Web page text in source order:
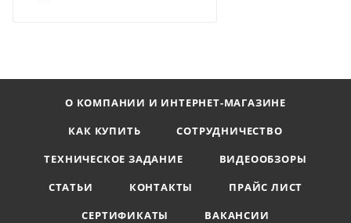
О КОМПАНИИ И ИНТЕРНЕТ-МАГАЗИНЕ
КАК КУПИТЬ
СОТРУДНИЧЕСТВО
ТЕХНИЧЕСКОЕ ЗАДАНИЕ
ВИДЕООБЗОРЫ
СТАТЬИ
КОНТАКТЫ
ПРАЙС ЛИСТ
СЕРТИФИКАТЫ
ВАКАНСИИ